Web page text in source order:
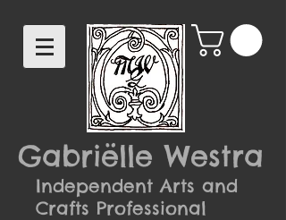
Gabriëlle Westra
Independent Arts and
Crafts Professional